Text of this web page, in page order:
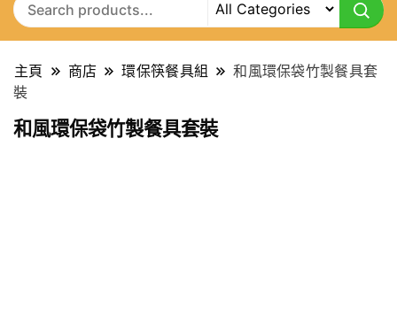
主頁 商店 環保筷餐具組
和風環保袋竹製餐具套
裝
和風環保袋竹製餐具套裝